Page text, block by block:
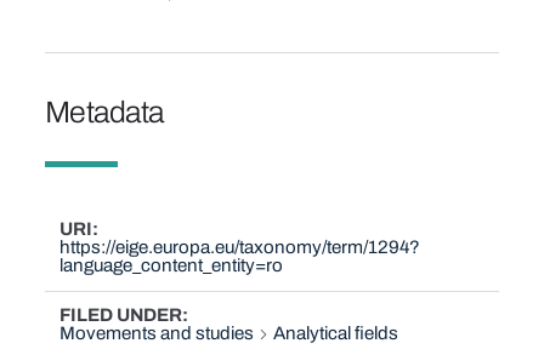
Metadata
URI
https://eige.europa.eu/taxonomy/term/1294?
language_content_entity=ro
FILED UNDER
Movements and studies
Analytical fields